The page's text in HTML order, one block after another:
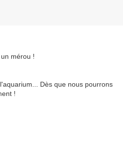
mérou !
Dès que nous pourrons
!